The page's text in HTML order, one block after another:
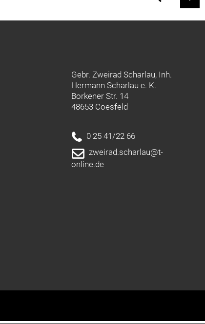
Gebr. Zweirad Scharlau, Inh.
Hermann Scharlau e. K.
Borkener Str. 14
48653 Coesfeld
0 25 41/22 66
zweirad.scharlau@t-
online.de